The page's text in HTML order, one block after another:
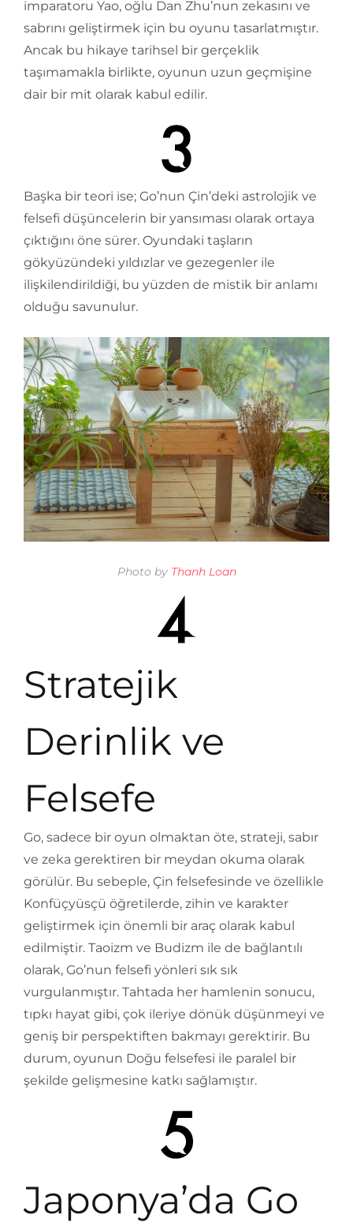
imparatoru Yao, oğlu Dan Zhu’nun zekasını ve
sabrını geliştirmek için bu oyunu tasarlatmıştır.
Ancak bu hikaye tarihsel bir gerçeklik
taşımamakla birlikte, oyunun uzun geçmişine
dair bir mit olarak kabul edilir.
Başka bir teori ise; Go’nun Çin’deki astrolojik ve
felsefi düşüncelerin bir yansıması olarak ortaya
çıktığını öne sürer. Oyundaki taşların
gökyüzündeki yıldızlar ve gezegenler ile
ilişkilendirildiği, bu yüzden de mistik bir anlamı
olduğu savunulur.
Photo by Thanh Loan
Stratejik
Derinlik ve
Felsefe
Go, sadece bir oyun olmaktan öte, strateji, sabır
ve zeka gerektiren bir meydan okuma olarak
görülür. Bu sebeple, Çin felsefesinde ve özellikle
Konfüçyüsçü öğretilerde, zihin ve karakter
geliştirmek için önemli bir araç olarak kabul
edilmiştir. Taoizm ve Budizm ile de bağlantılı
olarak, Go’nun felsefi yönleri sık sık
vurgulanmıştır. Tahtada her hamlenin sonucu,
tıpkı hayat gibi, çok ileriye dönük düşünmeyi ve
geniş bir perspektiften bakmayı gerektirir. Bu
durum, oyunun Doğu felsefesi ile paralel bir
şekilde gelişmesine katkı sağlamıştır.
Japonya’da Go